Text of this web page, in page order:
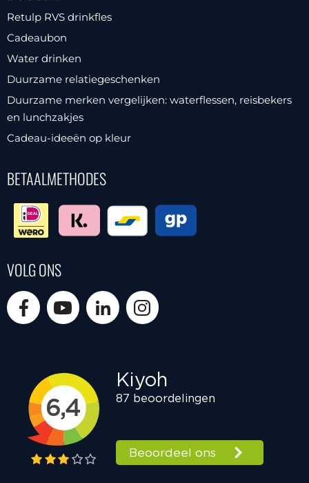
Retulp RVS drinkfles
Cadeaubon
Water drinken
Duurzame relatiegeschenken
Duurzame merken vergelijken: waterflessen, reisbekers
en lunchzakjes
Cadeau-ideeën op kleur
BETAALMETHODES
VOLG ONS